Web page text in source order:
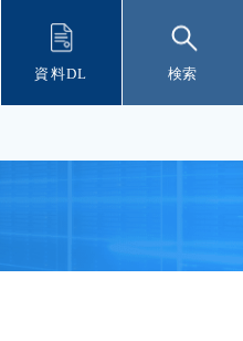
資料DL 検索